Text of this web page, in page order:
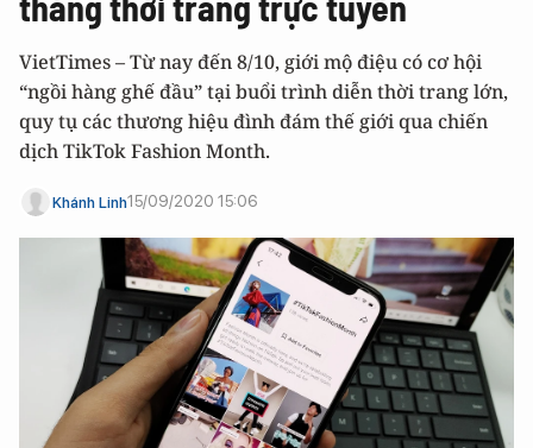
VietTimes – Từ nay đến 8/10, giới mộ điệu có cơ hội
“ngồi hàng ghế đầu” tại buổi trình diễn thời trang lớn,
quy tụ các thương hiệu đình đám thế giới qua chiến
dịch TikTok Fashion Month.
Khánh Linh15/09/2020 15:06